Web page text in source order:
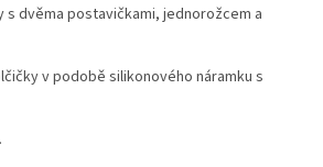
s dvěma postavičkami, jednorožcem a
v podobě silikonového náramku s